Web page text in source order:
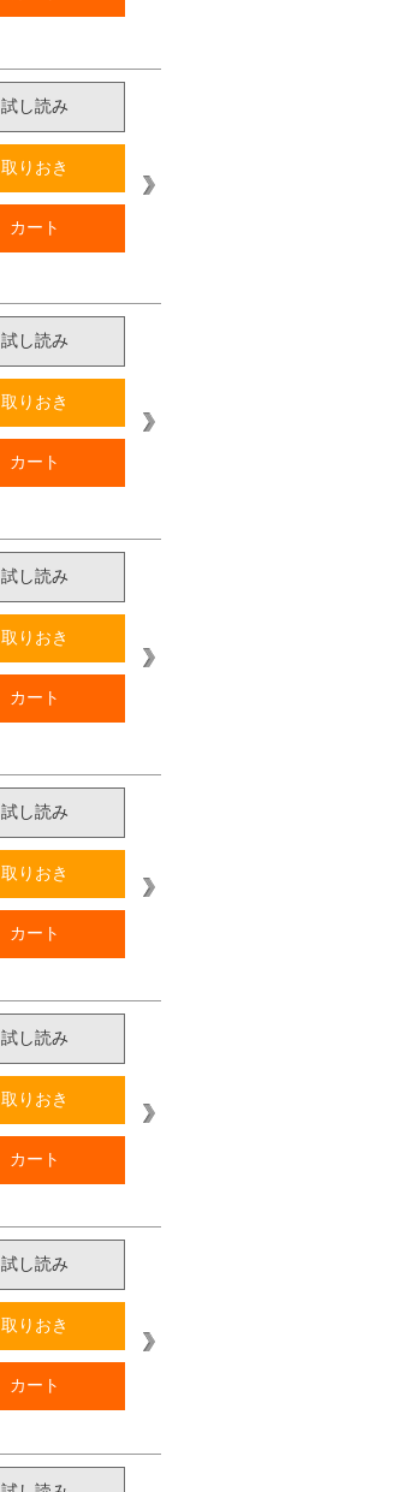
試し読み
取りおき
カート
試し読み
取りおき
カート
試し読み
取りおき
カート
試し読み
取りおき
カート
試し読み
取りおき
カート
試し読み
取りおき
カート